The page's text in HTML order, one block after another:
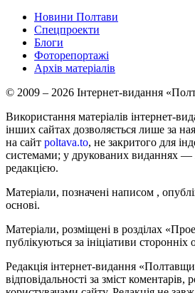
Новини Полтави
Спецпроекти
Блоги
Фоторепортажі
Архів матеріалів
© 2009 – 2026 Інтернет-видання
Використання матеріалів інтернет-
інших сайтах дозволяється лише за
на сайт poltava.to, не закритого для
системами; у друкованих виданнях
редакцією.
Матеріали, позначені написом ,
основі.
Матеріали, розміщені в розділах
публікуються за ініціативи сторонніх
Редакція інтернет-видання
відповідальності за зміст коментарів,